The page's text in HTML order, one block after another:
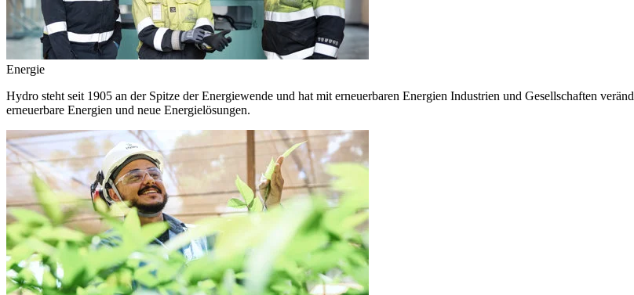
Energie
Hydro steht seit 1905 an der Spitze der Energiewende und hat mit erneuerbaren Energien Industrien und Gesellschaften
erneuerbare Energien und neue Energielösungen.